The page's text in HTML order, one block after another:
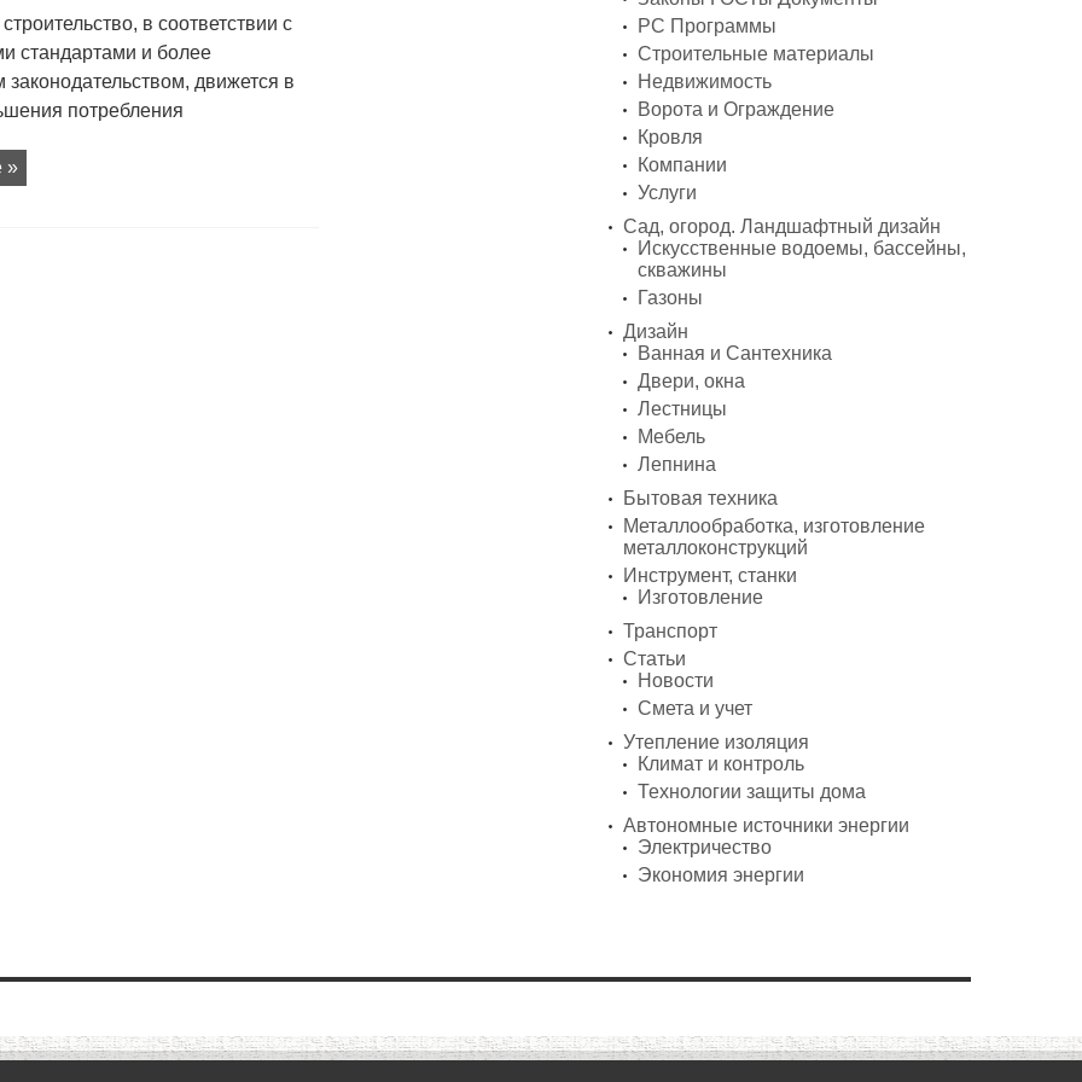
в соответствии с
стандартами и более
движется в
потребления
»
PC Программы
Строительные материалы
Недвижимость
Ворота и Ограждение
Кровля
Компании
Услуги
Сад, огород. Ландшафтный дизайн
Искусственные водоемы, бассейны,
скважины
Газоны
Дизайн
Ванная и Сантехника
Двери, окна
Лестницы
Мебель
Лепнина
Бытовая техника
Металлообработка, изготовление
металлоконструкций
Инструмент, станки
Изготовление
Транспорт
Статьи
Новости
Смета и учет
Утепление изоляция
Климат и контроль
Технологии защиты дома
Автономные источники энергии
Электричество
Экономия энергии